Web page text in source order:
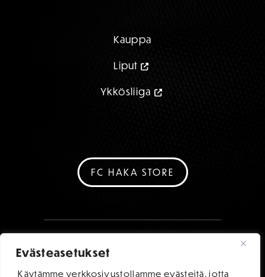
Evästeasetukset
Käytämme verkkosivustollamme evästeitä, jotta
Kauppa
Liput
Ykkösliiga
FC HAKA STORE